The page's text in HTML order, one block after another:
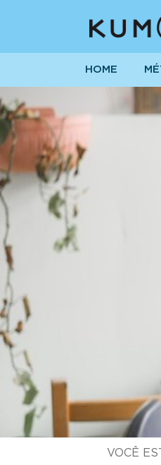
HOME
VOCÊ